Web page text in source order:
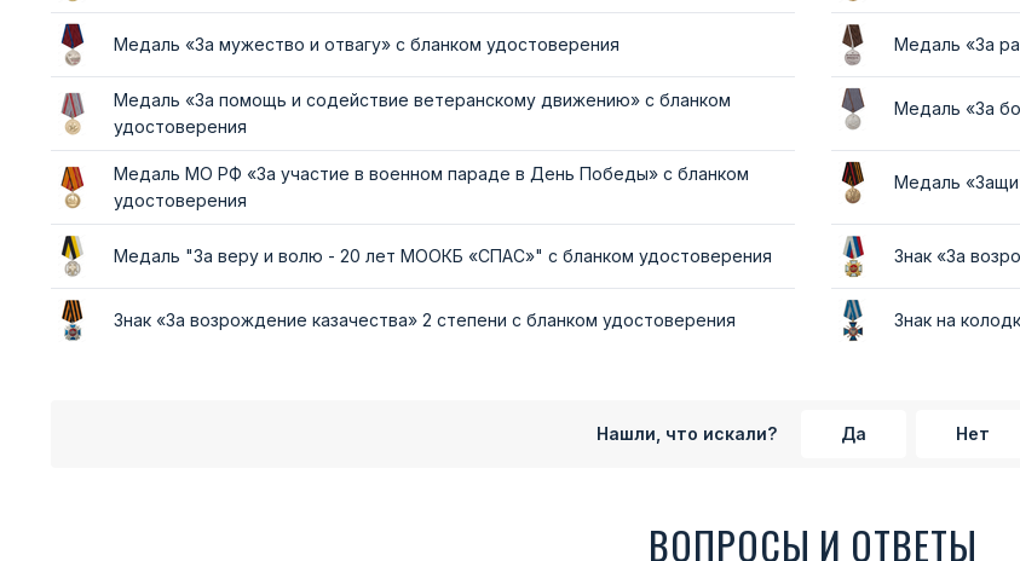
Медаль «За мужество и отвагу» с бланком удостоверения Медаль «За
Медаль «За помощь и содействие ветеранскому движению» с бланком
удостоверения
Медаль «За
Медаль МО РФ «За участие в военном параде в День Победы» с бланком
удостоверения
Медаль
Медаль "За веру и волю - 20 лет МООКБ «СПАС»" с бланком удостоверения Знак «За
Знак «За возрождение казачества» 2 степени с бланком удостоверения Знак на
Нашли, что искали? Да Нет
ВОПРОСЫ И ОТВЕТЫ